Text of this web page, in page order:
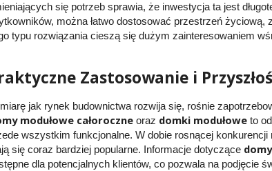
się potrzeb sprawia, że inwestycja ta jest
można łatwo dostosować przestrzeń
typu rozwiązania cieszą się dużym zainteresowaniem
Zastosowanie i
jak rynek budownictwa rozwija się, rośnie
modułowe całoroczneoraz domki modułoweto
wszystkim funkcjonalne. W dobie rosnącej
się coraz bardziej popularne. Informacje dotyczące
dla potencjalnych klientów, co pozwala na podjęcie